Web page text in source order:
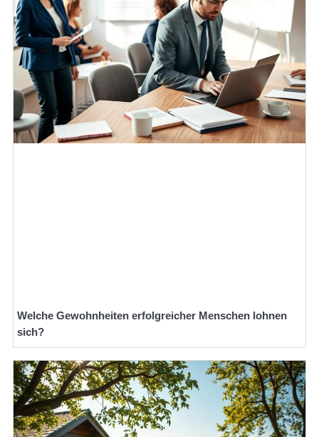
Welche Gewohnheiten erfolgreicher Menschen lohnen
sich?